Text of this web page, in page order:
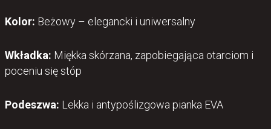
Kolor: Beżowy – elegancki i uniwersalny
Wkładka: Miękka skórzana, zapobiegająca otarciom i
poceniu się stóp
Podeszwa: Lekka i antypoślizgowa pianka EVA